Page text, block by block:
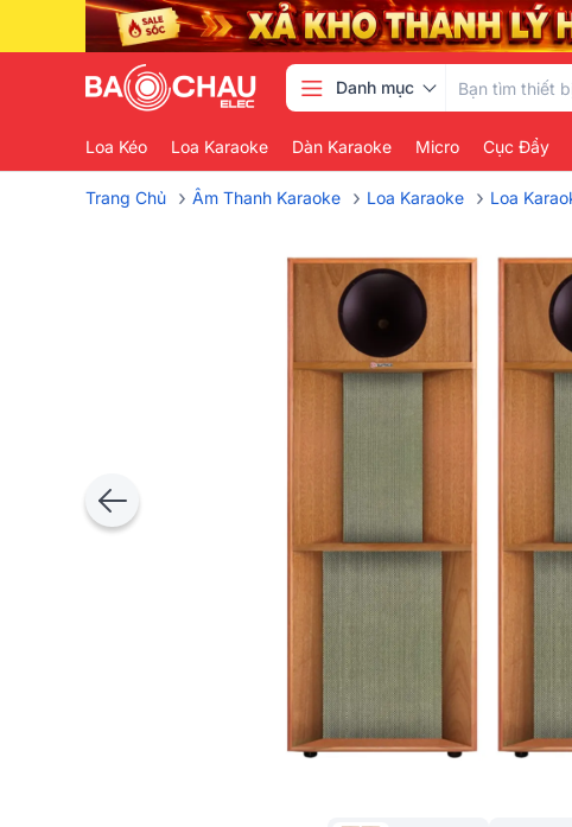
Danh mục
Loa Kéo Loa Karaoke Dàn Karaoke Micro Cục Đẩy
Trang Chủ › Âm Thanh Karaoke › Loa Karaoke › Loa